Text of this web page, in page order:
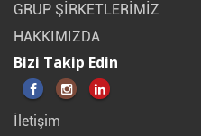
GRUP ŞİRKETLERİMİZ
HAKKIMIZDA
Bizi Takip Edin
İletişim